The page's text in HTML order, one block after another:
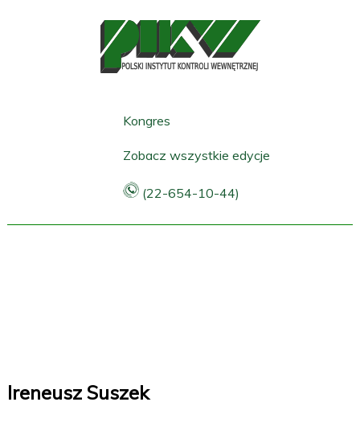
Kongres
Zobacz wszystkie edycje
(22-654-10-44)
Ireneusz Suszek